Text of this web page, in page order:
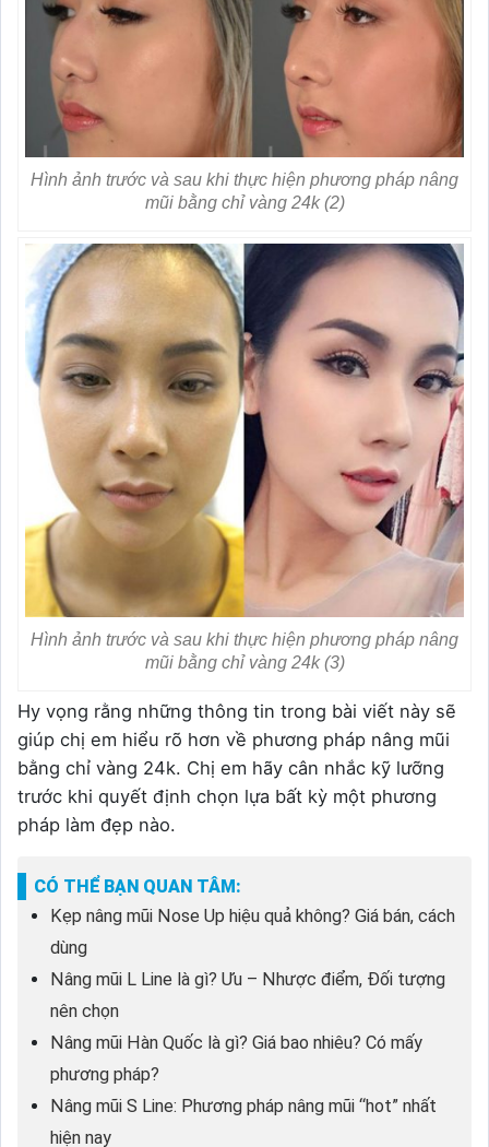
Hình ảnh trước và sau khi thực hiện phương pháp nâng
mũi bằng chỉ vàng 24k (2)
Hình ảnh trước và sau khi thực hiện phương pháp nâng
mũi bằng chỉ vàng 24k (3)
Hy vọng rằng những thông tin trong bài viết này sẽ
giúp chị em hiểu rõ hơn về phương pháp nâng mũi
bằng chỉ vàng 24k. Chị em hãy cân nhắc kỹ lưỡng
trước khi quyết định chọn lựa bất kỳ một phương
pháp làm đẹp nào.
CÓ THỂ BẠN QUAN TÂM:
Kẹp nâng mũi Nose Up hiệu quả không? Giá bán, cách
dùng
Nâng mũi L Line là gì? Ưu – Nhược điểm, Đối tượng
nên chọn
Nâng mũi Hàn Quốc là gì? Giá bao nhiêu? Có mấy
phương pháp?
Nâng mũi S Line: Phương pháp nâng mũi “hot” nhất
hiện nay